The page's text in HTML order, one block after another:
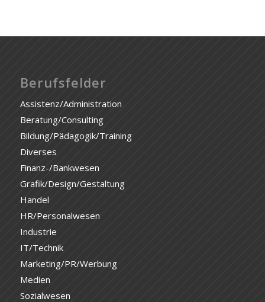
Berufsfelder
Assistenz/Administration
Beratung/Consulting
Bildung/Pädagogik/Training
Diverses
Finanz-/Bankwesen
Grafik/Design/Gestaltung
Handel
HR/Personalwesen
Industrie
IT/Technik
Marketing/PR/Werbung
Medien
Sozialwesen